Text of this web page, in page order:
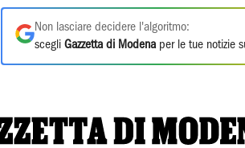
Non lasciare decidere l'algoritmo:
scegli Gazzetta di Modena per le tue notizie